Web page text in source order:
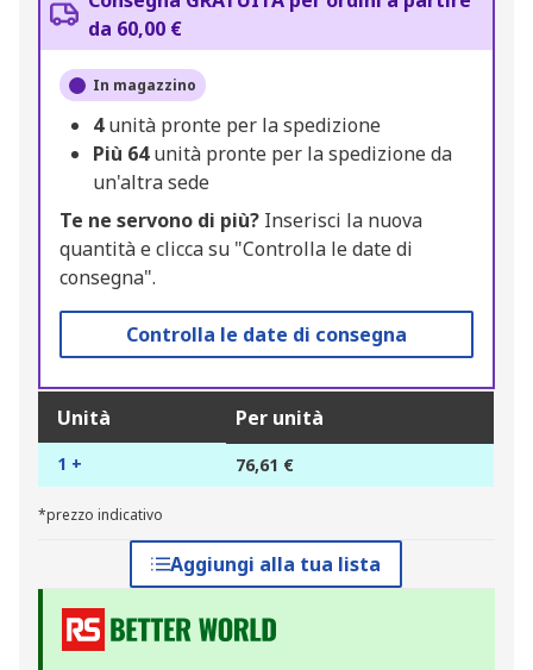
da 60,00 €
In magazzino
4unità pronte per la spedizione
Più 64unità pronte per la spedizione da
un'altra sede
Te ne servono di più? Inserisci la nuova
quantità e clicca su "Controlla le date di
consegna".
Controlla le date di consegna
Unità Per unità
1 + 76,61 €
*prezzo indicativo
Aggiungi alla tua lista